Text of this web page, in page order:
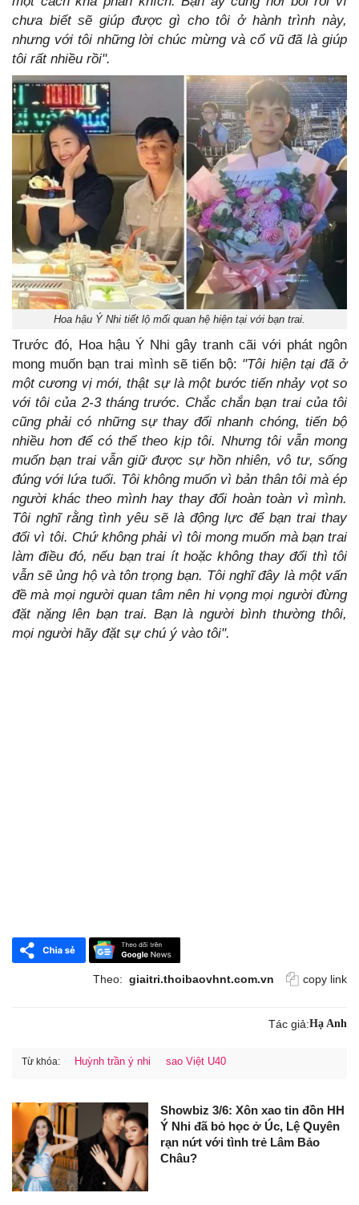
chưa biết sẽ giúp được gì cho tôi ở hành trình này,
nhưng với tôi những lời chúc mừng và cổ vũ đã là giúp
tôi rất nhiều rồi".
Hoa hậu Ý Nhi tiết lộ mối quan hệ hiện tại với bạn trai.
Trước đó, Hoa hậu Ý Nhi gây tranh cãi với phát ngôn
mong muốn bạn trai mình sẽ tiến bộ: "Tôi hiện tại đã ở
một cương vị mới, thật sự là một bước tiến nhảy vọt so
với tôi của 2-3 tháng trước. Chắc chắn bạn trai của tôi
cũng phải có những sự thay đổi nhanh chóng, tiến bộ
nhiều hơn để có thể theo kịp tôi. Nhưng tôi vẫn mong
muốn bạn trai vẫn giữ được sự hồn nhiên, vô tư, sống
đúng với lứa tuổi. Tôi không muốn vì bản thân tôi mà ép
người khác theo mình hay thay đổi hoàn toàn vì mình.
Tôi nghĩ rằng tình yêu sẽ là động lực để bạn trai thay
đổi vì tôi. Chứ không phải vì tôi mong muốn mà bạn trai
làm điều đó, nếu bạn trai ít hoặc không thay đổi thì tôi
vẫn sẽ ủng hộ và tôn trọng bạn. Tôi nghĩ đây là một vấn
đề mà mọi người quan tâm nên hi vọng mọi người đừng
đặt nặng lên bạn trai. Bạn là người bình thường thôi,
mọi người hãy đặt sự chú ý vào tôi".
Theo: giaitri.thoibaovhnt.com.vn copy link
Tác giả:Hạ Anh
Từ khóa: Huỳnh trần ý nhi sao Việt U40
Showbiz 3/6: Xôn xao tin đồn HH
Ý Nhi đã bỏ học ở Úc, Lệ Quyên
rạn nứt với tình trẻ Lâm Bảo
Châu?